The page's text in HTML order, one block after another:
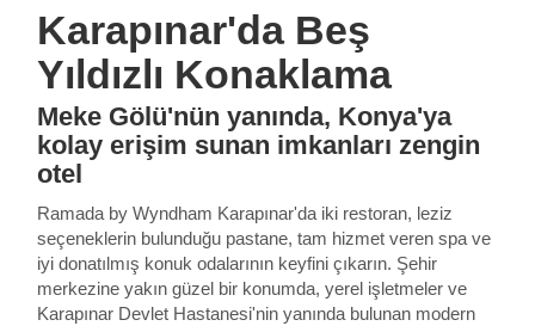
Karapınar'da Beş
Yıldızlı Konaklama
Meke Gölü'nün yanında, Konya'ya
kolay erişim sunan imkanları zengin
otel
Ramada by Wyndham Karapınar'da iki restoran, leziz
seçeneklerin bulunduğu pastane, tam hizmet veren spa ve
iyi donatılmış konuk odalarının keyfini çıkarın. Şehir
merkezine yakın güzel bir konumda, yerel işletmeler ve
Karapınar Devlet Hastanesi'nin yanında bulunan modern